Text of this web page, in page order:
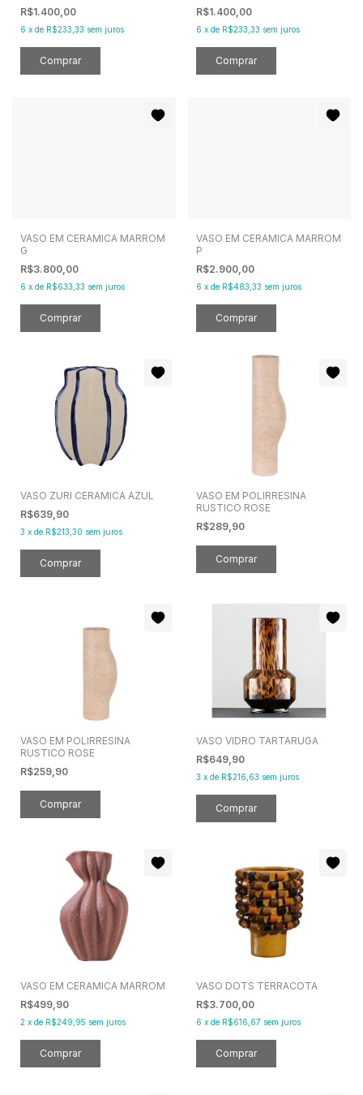
R$1.400,00
6 x de R$233,33 sem juros
R$1.400,00
6 x de R$233,33 sem juros
VASO EM CERAMICA MARROM
G
R$3.800,00
6 x de R$633,33 sem juros
VASO EM CERAMICA MARROM
P
R$2.900,00
6 x de R$483,33 sem juros
VASO ZURI CERAMICA AZUL
R$639,90
3 x de R$213,30 sem juros
VASO EM POLIRRESINA
RUSTICO ROSE
R$289,90
VASO EM POLIRRESINA
RUSTICO ROSE
R$259,90
VASO VIDRO TARTARUGA
R$649,90
3 x de R$216,63 sem juros
VASO EM CERAMICA MARROM
R$499,90
2 x de R$249,95 sem juros
VASO DOTS TERRACOTA
R$3.700,00
6 x de R$616,67 sem juros